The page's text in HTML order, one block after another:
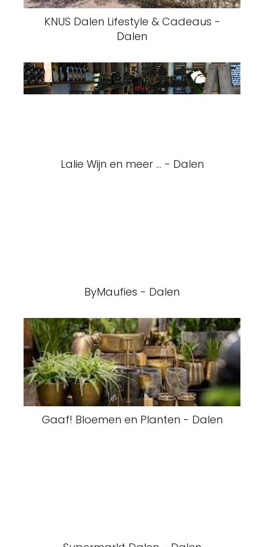
KNUS Dalen Lifestyle & Cadeaus -
Dalen
Lalie Wijn en meer ... - Dalen
ByMaufies - Dalen
Gaaf! Bloemen en Planten - Dalen